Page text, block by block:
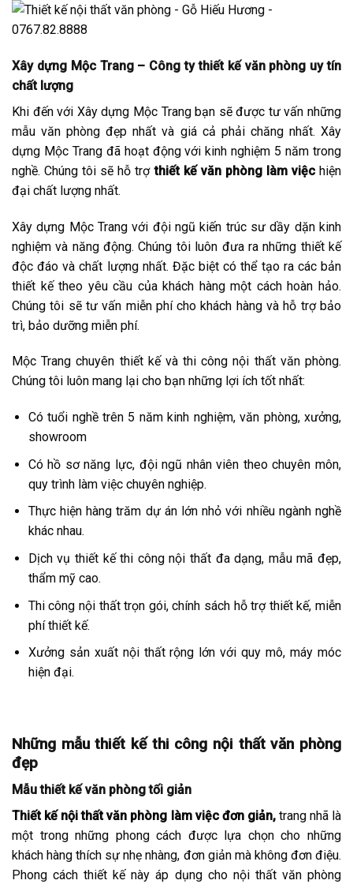
Xây dựng Mộc Trang – Công ty thiết kế văn phòng uy tín
chất lượng
Khi đến với Xây dựng Mộc Trang bạn sẽ được tư vấn những
mẫu văn phòng đẹp nhất và giá cả phải chăng nhất. Xây
dựng Mộc Trang đã hoạt động với kinh nghiệm 5 năm trong
nghề. Chúng tôi sẽ hỗ trợthiết kế văn phòng làm việchiện
đại chất lượng nhất.
Xây dựng Mộc Trang với đội ngũ kiến trúc sư dầy dặn kinh
nghiệm và năng động. Chúng tôi luôn đưa ra những thiết kế
độc đáo và chất lượng nhất. Đặc biệt có thể tạo ra các bản
thiết kế theo yêu cầu của khách hàng một cách hoàn hảo.
Chúng tôi sẽ tư vấn miễn phí cho khách hàng và hỗ trợ bảo
trì, bảo dưỡng miễn phí.
Mộc Trang chuyên thiết kế và thi công nội thất văn phòng.
Chúng tôi luôn mang lại cho bạn những lợi ích tốt nhất:
Có tuổi nghề trên 5 năm kinh nghiệm, văn phòng, xưởng,
showroom
Có hồ sơ năng lực, đội ngũ nhân viên theo chuyên môn,
quy trình làm việc chuyên nghiệp.
Thực hiện hàng trăm dự án lớn nhỏ với nhiều ngành nghề
khác nhau.
Dịch vụ thiết kế thi công nội thất đa dạng, mẫu mã đẹp,
thẩm mỹ cao.
Thi công nội thất trọn gói, chính sách hỗ trợ thiết kế, miễn
phí thiết kế.
Xưởng sản xuất nội thất rộng lớn với quy mô, máy móc
hiện đại.
Những mẫu thiết kế thi công nội thất văn phòng
đẹp
Mẫu thiết kế văn phòng tối giản
Thiết kế nội thất văn phòng làm việc đơn giản,trang nhã là
một trong những phong cách được lựa chọn cho những
khách hàng thích sự nhẹ nhàng, đơn giản mà không đơn điệu.
Phong cách thiết kế này áp dụng cho nội thất văn phòng